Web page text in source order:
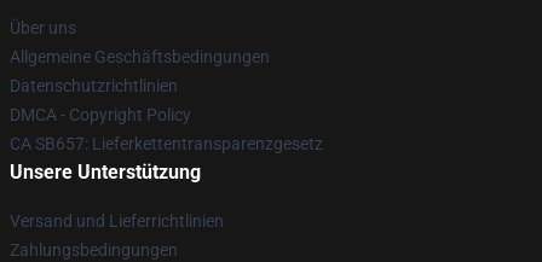
Über uns
Allgemeine Geschäftsbedingungen
Datenschutzrichtlinien
DMCA - Copyright Policy
CA SB657: Lieferkettentransparenzgesetz
Unsere Unterstützung
Versand und Lieferrichtlinien
Zahlungsbedingungen